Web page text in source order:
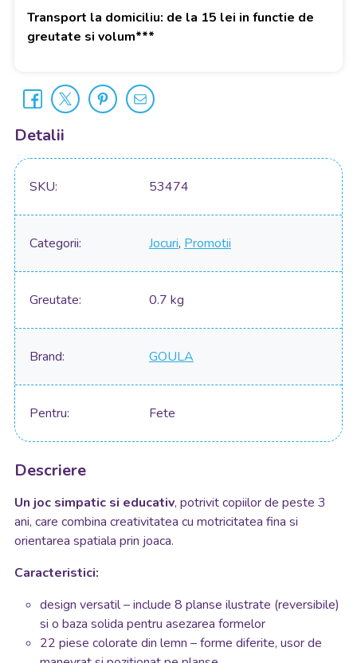
Transport la domiciliu: de la 15 lei in functie de
greutate si volum***
Detalii
SKU 53474
Categorii Jocuri, Promotii
Greutate 0.7 kg
Brand GOULA
Pentru Fete
Descriere
Un joc simpatic si educativ, potrivit copiilor de peste 3
ani, care combina creativitatea cu motricitatea fina si
orientarea spatiala prin joaca.
Caracteristici:
design versatil – include 8 planse ilustrate (reversibile)
si o baza solida pentru asezarea formelor
22 piese colorate din lemn – forme diferite, usor de